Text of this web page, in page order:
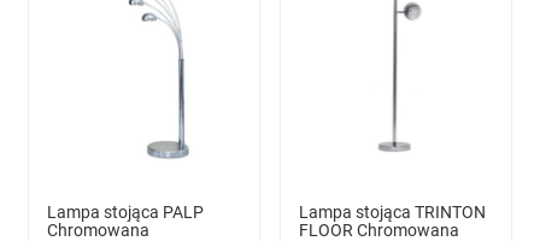
Lampa stojąca PALP
Chromowana
Lampa stojąca TRINTON
FLOOR Chromowana